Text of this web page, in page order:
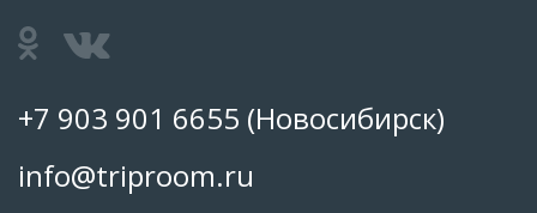
+7 903 901 6655 (Новосибирск)
info@triproom.ru